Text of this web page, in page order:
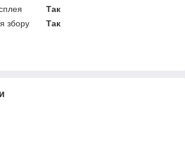
Так
збору
Так